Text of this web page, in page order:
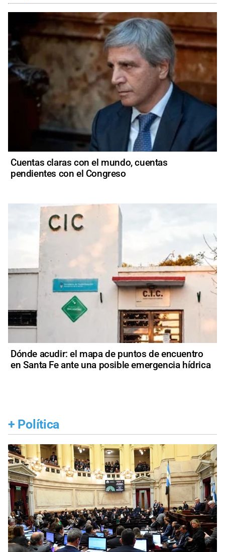
Cuentas claras con el mundo, cuentas
pendientes con el Congreso
Dónde acudir: el mapa de puntos de encuentro
en Santa Fe ante una posible emergencia hídrica
+ Política